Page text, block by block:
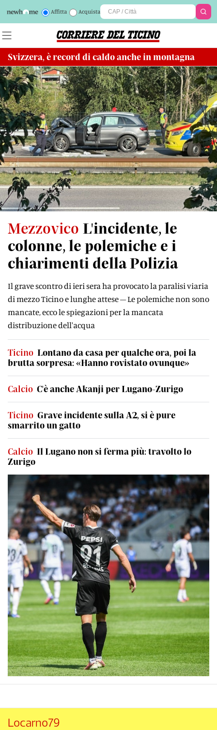
Affitta Acquista
Svizzera, è record di caldo anche in montagna
Mezzovico L'incidente, le
colonne, le polemiche e i
chiarimenti della Polizia
Il grave scontro di ieri sera ha provocato la paralisi viaria
di mezzo Ticino e lunghe attese – Le polemiche non sono
mancate, ecco le spiegazioni per la mancata
distribuzione dell'acqua
Ticino Lontano da casa per qualche ora, poi la
brutta sorpresa: «Hanno rovistato ovunque»
Calcio C'è anche Akanji per Lugano-Zurigo
Ticino Grave incidente sulla A2, si è pure
smarrito un gatto
Calcio Il Lugano non si ferma più: travolto lo
Zurigo
Locarno79